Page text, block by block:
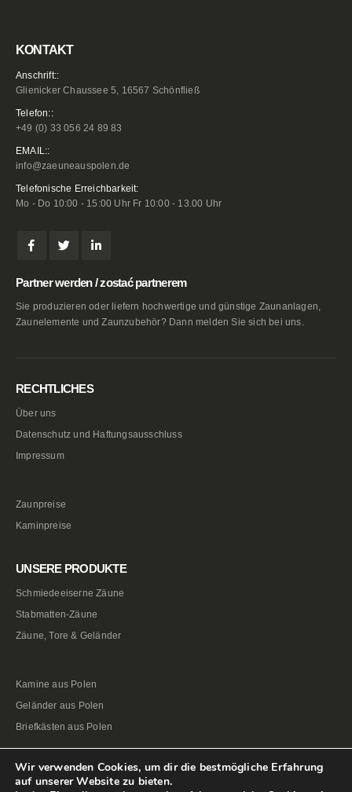
KONTAKT
Anschrift::
Glienicker Chaussee 5, 16567 Schönfließ
Telefon::
+49 (0) 33 056 24 89 83
EMAIL::
info@zaeuneauspolen.de
Telefonische Erreichbarkeit:
Mo - Do 10:00 - 15:00 Uhr Fr 10:00 - 13.00 Uhr
Partner werden / zostać partnerem
Sie produzieren oder liefern hochwertige und günstige Zaunanlagen,
Zaunelemente und Zaunzubehör? Dann melden Sie sich bei uns.
RECHTLICHES
Über uns
Datenschutz und Haftungsausschluss
Impressum
Zaunpreise
Kaminpreise
UNSERE PRODUKTE
Schmiedeeiserne Zäune
Stabmatten-Zäune
Zäune, Tore & Geländer
Kamine aus Polen
Geländer aus Polen
Briefkästen aus Polen
Wir verwenden Cookies, um dir die bestmögliche Erfahrung
auf unserer Website zu bieten.